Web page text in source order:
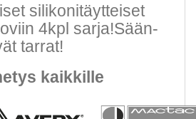
silikonitäytteiset
4kpl sarja!Sään-
tarrat!
kaikkille